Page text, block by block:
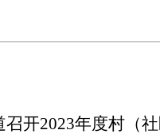
召开2023年度村（